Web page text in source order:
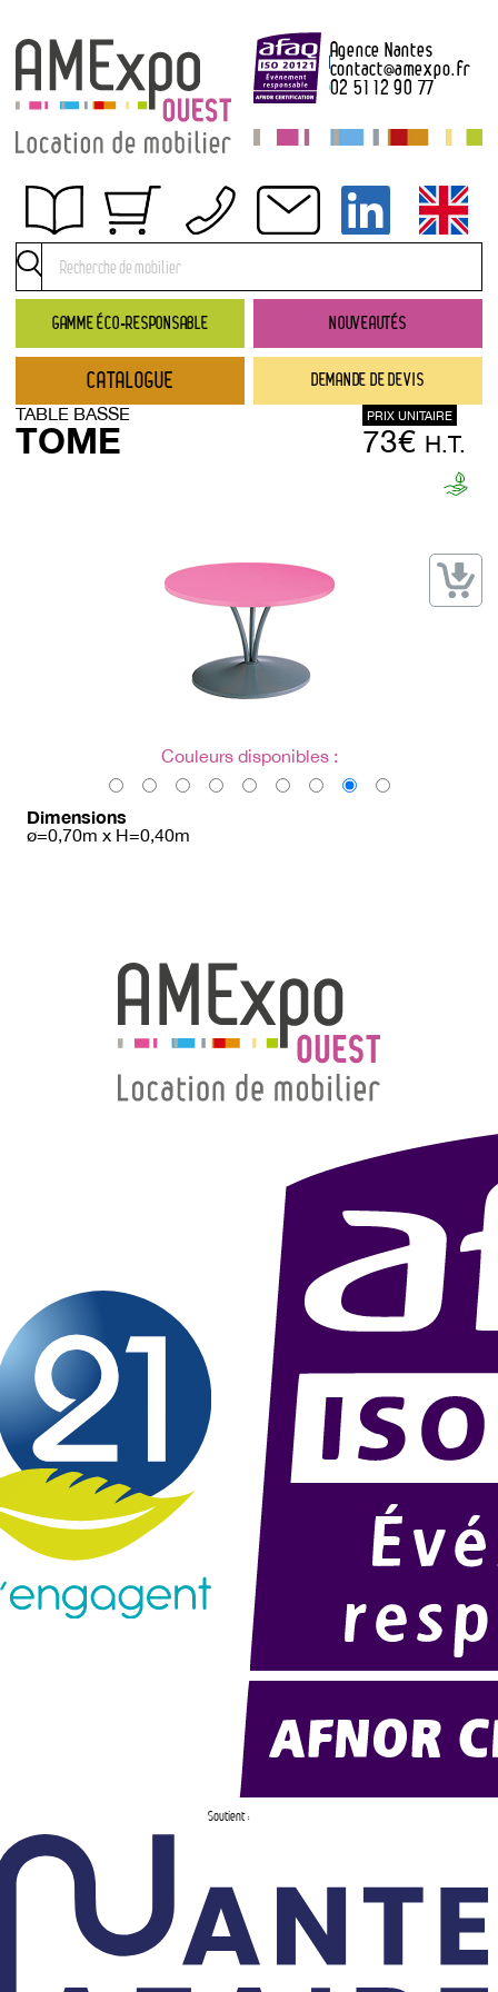
GAMME ÉCO-RESPONSABLE NOUVEAUTÉS
DEMANDE DE DEVIS
Agence Nantes
contact@amexpo.fr
02 51 12 90 77
Obtenir un devis
Conditions générales de location
Conditions de règlement
Contact
Catalogue
→ Nouveautés
→ Gamme éco-responsable
CATALOGUE
TABLE BASSE
TOME
PRIX UNITAIRE
73€ H.T.
Couleurs disponibles :
Dimensions
ø=0,70m x H=0,40m
Soutient :